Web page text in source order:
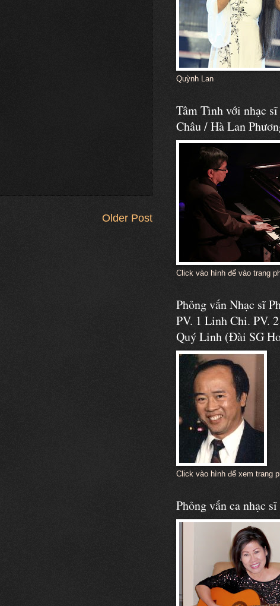
Older Post
Quỳnh Lan
Tâm Tình với nhạc
Châu / Hà Lan
Click vào hình để vào trang
Phỏng vấn Nhạc sĩ
PV. 1 Linh Chi. PV.
Quý Linh (Đài SG
Click vào hình để xem trang
Phỏng vấn ca nhạc